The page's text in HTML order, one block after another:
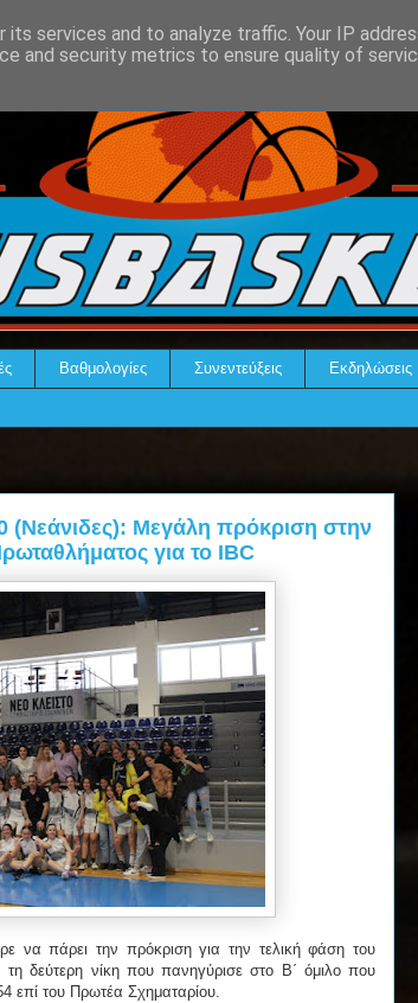
Βαθμολογίες Συνεντεύξεις Εκδηλώσεις
(Νεάνιδες): Μεγάλη πρόκριση στην
για το IBC
να πάρει την πρόκριση για την τελική φάση του
δεύτερη νίκη που πανηγύρισε στο Β΄ όμιλο που
επί του Πρωτέα Σχηματαρίου.
services and to analyze traffic. Your IP
and security metrics to ensure quality of